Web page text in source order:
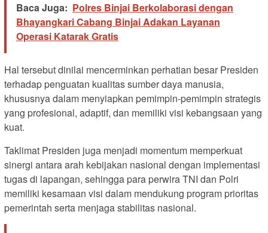
Baca Juga: Polres Binjai Berkolaborasi dengan
Bhayangkari Cabang Binjai Adakan Layanan
Operasi Katarak Gratis
Hal tersebut dinilai mencerminkan perhatian besar Presiden
terhadap penguatan kualitas sumber daya manusia,
khususnya dalam menyiapkan pemimpin-pemimpin strategis
yang profesional, adaptif, dan memiliki visi kebangsaan yang
kuat.
Taklimat Presiden juga menjadi momentum memperkuat
sinergi antara arah kebijakan nasional dengan implementasi
tugas di lapangan, sehingga para perwira TNI dan Polri
memiliki kesamaan visi dalam mendukung program prioritas
pemerintah serta menjaga stabilitas nasional.